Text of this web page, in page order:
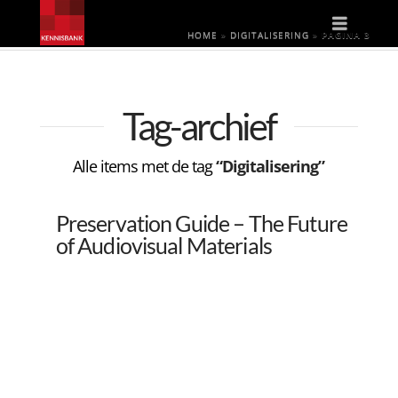
HOME » DIGITALISERING » PAGINA 3
Tag-archief
Alle items met de tag“Digitalisering”
Preservation Guide – The Future
of Audiovisual Materials